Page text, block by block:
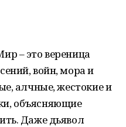
– это вереница
войн, мора и
алчные, жестокие и
объясняющие
Даже дьявол